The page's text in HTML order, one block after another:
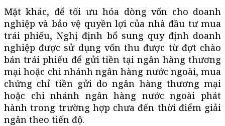
Mặt khác, để tối ưu hóa dòng vốn cho doanh
nghiệp và bảo vệ quyền lợi của nhà đầu tư mua
trái phiếu, Nghị định bổ sung quy định doanh
nghiệp được sử dụng vốn thu được từ đợt chào
bán trái phiếu để gửi tiền tại ngân hàng thương
mại hoặc chi nhánh ngân hàng nước ngoài, mua
chứng chỉ tiền gửi do ngân hàng thương mại
hoặc chi nhánh ngân hàng nước ngoài phát
hành trong trường hợp chưa đến thời điểm giải
ngân theo tiến độ.